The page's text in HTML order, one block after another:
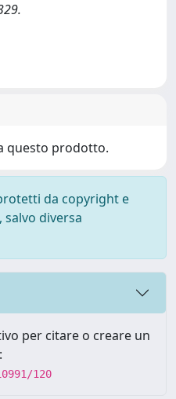
questo prodotto.
da copyright e
diversa
per citare o creare un
120